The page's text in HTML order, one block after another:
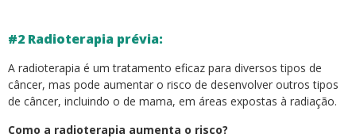
#2 Radioterapia prévia:
A radioterapia é um tratamento eficaz para diversos tipos de
câncer, mas pode aumentar o risco de desenvolver outros tipos
de câncer, incluindo o de mama, em áreas expostas à radiação.
Como a radioterapia aumenta o risco?